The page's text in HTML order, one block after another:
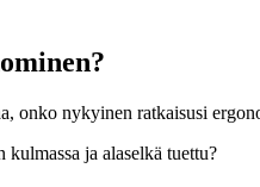
onko nykyinen ratkaisusi
ja alaselkä tuettu?